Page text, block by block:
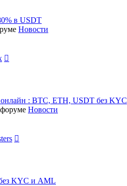
в USDT
Новости
: BTC, ETH, USDT без KYC
Новости
KYC и AML